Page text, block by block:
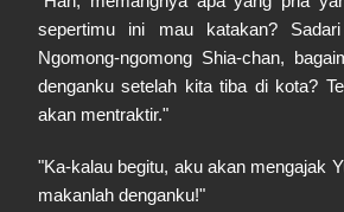
sepertimu ini mau katakan?
Ngomong-ngomong Shia-chan,
denganku setelah kita tiba di kota?
akan mentraktir."
"Ka-kalau begitu, aku akan mengajak
makanlah denganku!"